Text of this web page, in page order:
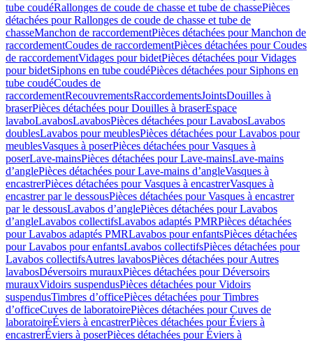
tube coudéRallonges de coude de chasse et tube de chassePièces
détachées pour Rallonges de coude de chasse et tube de
chasseManchon de raccordementPièces détachées pour Manchon de
raccordementCoudes de raccordementPièces détachées pour Coudes
de raccordementVidages pour bidetPièces détachées pour Vidages
pour bidetSiphons en tube coudéPièces détachées pour Siphons en
tube coudéCoudes de
raccordementRecouvrementsRaccordementsJointsDouilles à
braserPièces détachées pour Douilles à braserEspace
lavaboLavabosLavabosPièces détachées pour LavabosLavabos
doublesLavabos pour meublesPièces détachées pour Lavabos pour
meublesVasques à poserPièces détachées pour Vasques à
poserLave-mainsPièces détachées pour Lave-mainsLave-mains
d’anglePièces détachées pour Lave-mains d’angleVasques à
encastrerPièces détachées pour Vasques à encastrerVasques à
encastrer par le dessousPièces détachées pour Vasques à encastrer
par le dessousLavabos d’anglePièces détachées pour Lavabos
d’angleLavabos collectifsLavabos adaptés PMRPièces détachées
pour Lavabos adaptés PMRLavabos pour enfantsPièces détachées
pour Lavabos pour enfantsLavabos collectifsPièces détachées pour
Lavabos collectifsAutres lavabosPièces détachées pour Autres
lavabosDéversoirs murauxPièces détachées pour Déversoirs
murauxVidoirs suspendusPièces détachées pour Vidoirs
suspendusTimbres dʼofficePièces détachées pour Timbres
dʼofficeCuves de laboratoirePièces détachées pour Cuves de
laboratoireÉviers à encastrerPièces détachées pour Éviers à
encastrerÉviers à poserPièces détachées pour Éviers à